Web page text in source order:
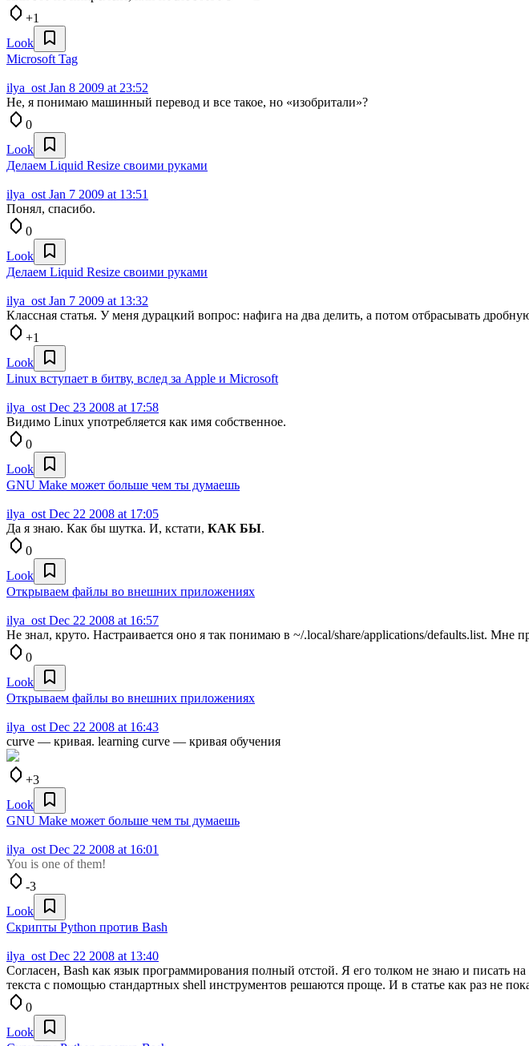
+1
Look
Microsoft Tag
ilya_ost Jan 8 2009 at 23:52
Не, я понимаю машинный перевод и все такое, но «изобритали»?
0
Look
Делаем Liquid Resize своими руками
ilya_ost Jan 7 2009 at 13:51
Понял, спасибо.
0
Look
Делаем Liquid Resize своими руками
ilya_ost Jan 7 2009 at 13:32
Классная статья. У меня дурацкий вопрос: нафига на два делить, а потом отбрасывать
+1
Look
Linux вступает в битву, вслед за Apple и Microsoft
ilya_ost Dec 23 2008 at 17:58
Видимо Linux употребляется как имя собственное.
0
Look
GNU Make может больше чем ты думаешь
ilya_ost Dec 22 2008 at 17:05
Да я знаю. Как бы шутка. И, кстати, КАК БЫ.
0
Look
Открываем файлы во внешних приложениях
ilya_ost Dec 22 2008 at 16:57
Не знал, круто. Настраивается оно я так понимаю в ~/.local/share/applications/defaults.list. Мне
0
Look
Открываем файлы во внешних приложениях
ilya_ost Dec 22 2008 at 16:43
curve — кривая. learning curve — кривая обучения
+3
Look
GNU Make может больше чем ты думаешь
ilya_ost Dec 22 2008 at 16:01
You is one of them!
-3
Look
Скрипты Python против Bash
ilya_ost Dec 22 2008 at 13:40
Согласен, Bash как язык программирования полный отстой. Я его толком не знаю и писать
текста с помощью стандартных shell инструментов решаются проще. И в статье как раз не
0
Look